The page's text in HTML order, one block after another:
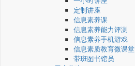
定制讲座
信息素养课
信息素养能力评测
信息素养手机游戏
信息素质教育微课堂
带班图书馆员